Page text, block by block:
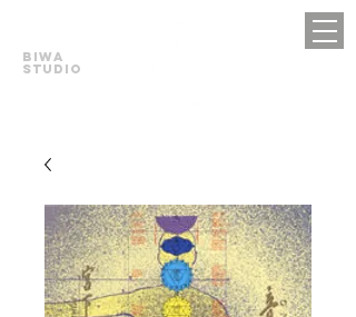
BIWA
STUDIO